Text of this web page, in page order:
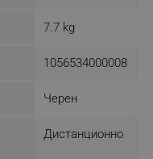
7.7 kg
1056534000008
Черен
Дистанционно